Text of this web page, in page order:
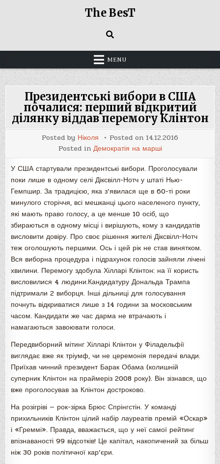
The BesT
MENU
Президентські вибори в США
почалися: перший відкритий
ділянку віддав перемогу Клінтон
Posted by Ніколя Posted on 14.12.2016
Posted in Демократія на марші
У США стартували президентські вибори. Проголосували
поки лише в одному селі Діксвілл-Нотч у штаті Нью-
Гемпшир. За традицією, яка з’явилася ще в 60-ті роки
минулого сторіччя, всі мешканці цього населеного пункту,
які мають право голосу, а це менше 10 осіб, що
збираються в одному місці і вирішують, кому з кандидатів
висловити довіру. Про своє рішення жителі Діксвілл-Нотч
теж оголошують першими. Ось і цей рік не став винятком.
Вся виборна процедура і підрахунок голосів зайняли лічені
хвилини. Перемогу здобула Хілларі Клінтон: на її користь
висловилися 4 людини.Кандидатуру Дональда Трампа
підтримали 2 виборця. Інші дільниці для голосування
почнуть відкриватися лише з 14 години за московським
часом. Кандидати же час дарма не втрачають і
намагаються завоювати голоси.
Передвиборний мітинг Хілларі Клінтон у Філадельфії
виглядає вже як тріумф, чи не церемонія передачі влади.
Приїхав чинний президент Барак Обама (колишній
суперник Клінтон на праймеріз 2008 року). Він зізнався, що
вже проголосував за Клінтон достроково.
На розігріві — рок-зірка Брюс Спрінгстін. У команді
прихильників Клінтон цілий набір лауреатів премій «Оскар»
і «Греммі». Правда, вважається, що у неї самої рейтинг
впізнаваності 99 відсотків! Це капітал, накопичений за більш
ніж 30 років політичної кар’єри.